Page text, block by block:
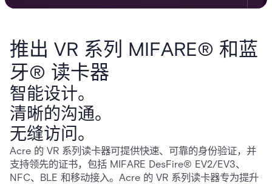
推出 VR 系列 MIFARE® 和蓝
牙® 读卡器
智能设计。
清晰的沟通。
无缝访问。
Acre 的 VR 系列读卡器可提供快速、可靠的身份验证，并
支持领先的证书，包括 MIFARE DesFire® EV2/EV3、
NFC、BLE 和移动接入。Acre 的 VR 系列读卡器专为提升